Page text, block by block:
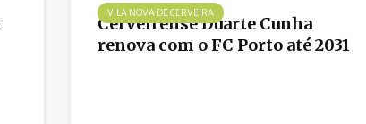
VILA NOVA DE CERVEIRA
Cerveirense Duarte Cunha
renova com o FC Porto até 2031